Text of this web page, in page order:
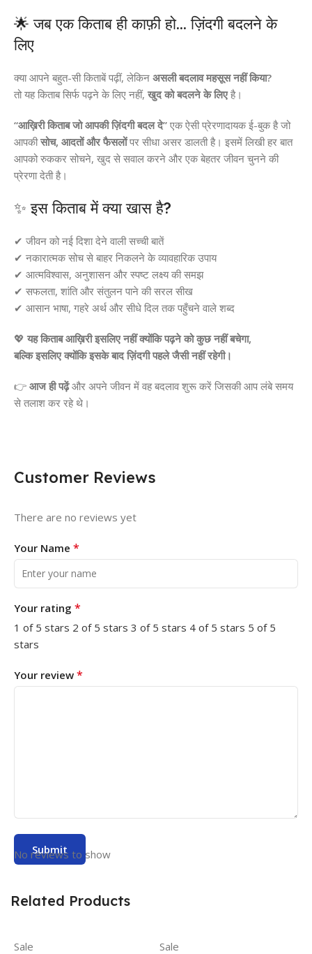
🌟 जब एक किताब ही काफ़ी हो… ज़िंदगी बदलने के
लिए
क्या आपने बहुत-सी किताबें पढ़ीं, लेकिन असली बदलाव महसूस नहीं किया?
तो यह किताब सिर्फ पढ़ने के लिए नहीं, खुद को बदलने के लिएहै।
“आख़िरी किताब जो आपकी ज़िंदगी बदल दे” एक ऐसी प्रेरणादायक ई-बुक है जो
आपकीसोच, आदतों और फैसलोंपर सीधा असर डालती है। इसमें लिखी हर बात
आपको रुककर सोचने, खुद से सवाल करने और एक बेहतर जीवन चुनने की
प्रेरणा देती है।
✨ इस किताब में क्या खास है?
✔ जीवन को नई दिशा देने वाली सच्ची बातें
✔ नकारात्मक सोच से बाहर निकलने के व्यावहारिक उपाय
✔ आत्मविश्वास, अनुशासन और स्पष्ट लक्ष्य की समझ
✔ सफलता, शांति और संतुलन पाने की सरल सीख
✔ आसान भाषा, गहरे अर्थ और सीधे दिल तक पहुँचने वाले शब्द
💖 यह किताब आख़िरी इसलिए नहीं क्योंकि पढ़ने को कुछ नहीं बचेगा,
बल्कि इसलिए क्योंकि इसके बाद ज़िंदगी पहले जैसी नहीं रहेगी।
👉 आज ही पढ़ेंऔर अपने जीवन में वह बदलाव शुरू करें जिसकी आप लंबे समय
से तलाश कर रहे थे।
Customer Reviews
There are no reviews yet
Your Name *
Your rating *
1 of 5 stars 2 of 5 stars 3 of 5 stars 4 of 5 stars 5 of 5
stars
Your review *
No reviews to show
Related Products
Sale Sale